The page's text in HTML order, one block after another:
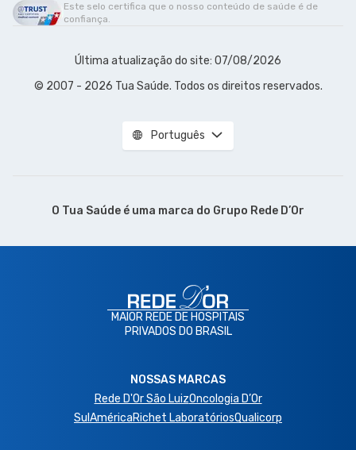
Este selo certifica que o nosso conteúdo de saúde é de
confiança.
Última atualização do site: 07/08/2026
© 2007 - 2026 Tua Saúde. Todos os direitos reservados.
Português
O Tua Saúde é uma marca do Grupo Rede D’Or
MAIOR REDE DE HOSPITAIS
PRIVADOS DO BRASIL
NOSSAS MARCAS
Rede D'Or São LuizOncologia D’Or
SulAméricaRichet LaboratóriosQualicorp